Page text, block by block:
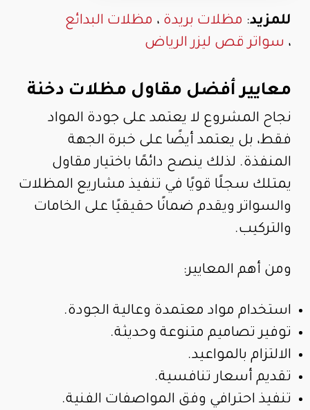
للمزيد: مظلات بريدة ، مظلات البدائع
، سواتر قص ليزر الرياض
معايير أفضل مقاول مظلات دخنة
نجاح المشروع لا يعتمد على جودة المواد
فقط، بل يعتمد أيضًا على خبرة الجهة
المنفذة. لذلك ينصح دائمًا باختيار مقاول
يمتلك سجلًا قويًا في تنفيذ مشاريع المظلات
والسواتر ويقدم ضمانًا حقيقيًا على الخامات
والتركيب.
ومن أهم المعايير:
استخدام مواد معتمدة وعالية الجودة.
توفير تصاميم متنوعة وحديثة.
الالتزام بالمواعيد.
تقديم أسعار تنافسية.
تنفيذ احترافي وفق المواصفات الفنية.